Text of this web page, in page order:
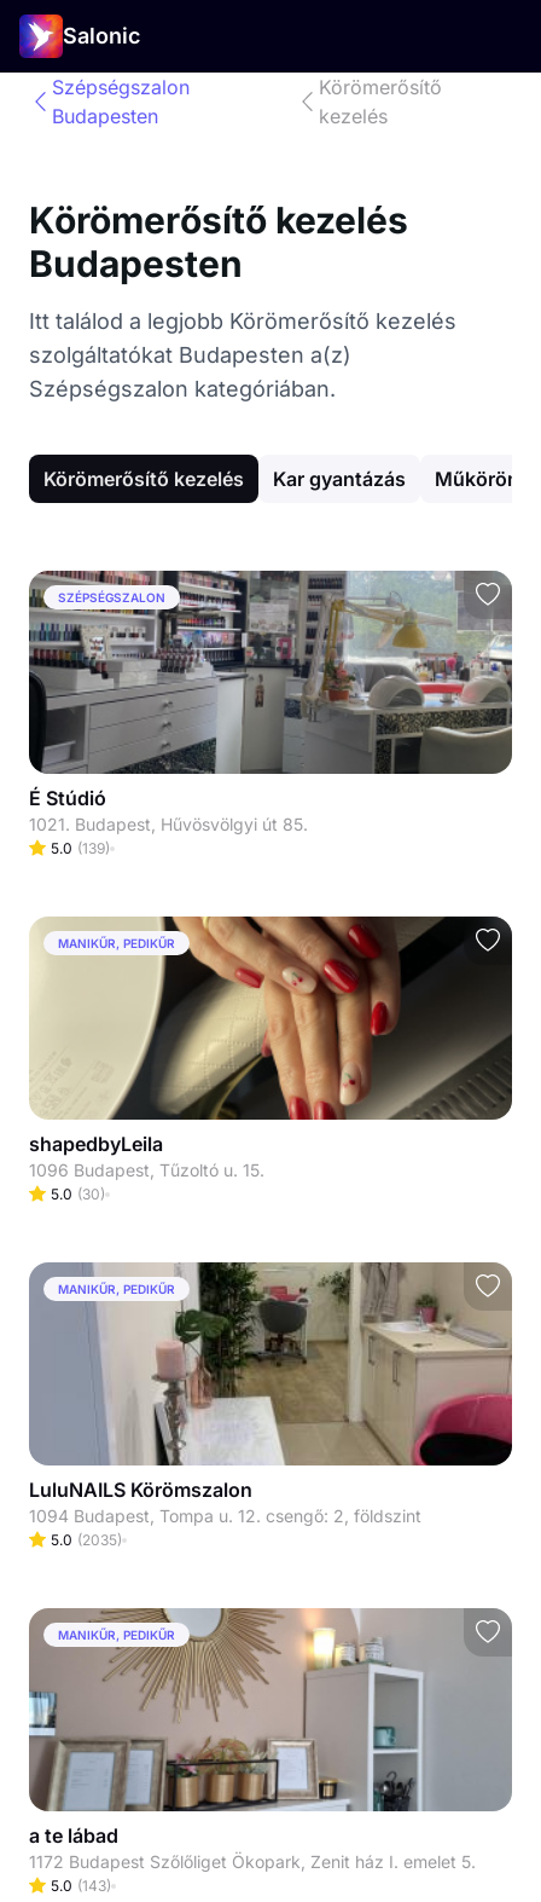
Salonic
Szépségszalon
Budapesten
Körömerősítő
kezelés
Körömerősítő kezelés
Budapesten
Itt találod a legjobb Körömerősítő kezelés
szolgáltatókat Budapesten a(z)
Szépségszalon kategóriában.
Körömerősítő kezelés Kar gyantázás Műköröm
SZÉPSÉGSZALON
É Stúdió
1021. Budapest, Hűvösvölgyi út 85.
5.0 (139)
MANIKŰR, PEDIKŰR
shapedbyLeila
1096 Budapest, Tűzoltó u. 15.
5.0 (30)
MANIKŰR, PEDIKŰR
LuluNAILS Körömszalon
1094 Budapest, Tompa u. 12. csengő: 2, földszint
5.0 (2035)
MANIKŰR, PEDIKŰR
a te lábad
1172 Budapest Szőlőliget Ökopark, Zenit ház I. emelet 5.
5.0 (143)